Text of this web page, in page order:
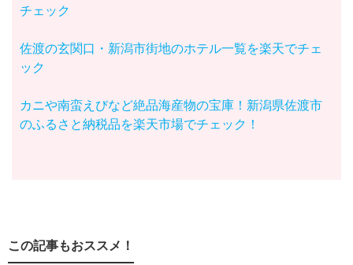
チェック
佐渡の玄関口・新潟市街地のホテル一覧を楽天でチェ
ック
カニや南蛮えびなど絶品海産物の宝庫！新潟県佐渡市
のふるさと納税品を楽天市場でチェック！
この記事もおススメ！